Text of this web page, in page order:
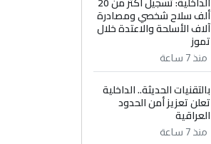
ألف سلاح شخصي ومصادرة
آلاف الأسلحة والاعتدة خلال
تموز
منذ 7 ساعة
بالتقنيات الحديثة.. الداخلية
تعلن تعزيز أمن الحدود
العراقية
منذ 7 ساعة